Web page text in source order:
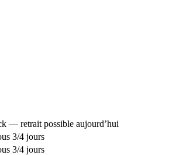
— retrait possible aujourd’hui
3/4 jours
3/4 jours